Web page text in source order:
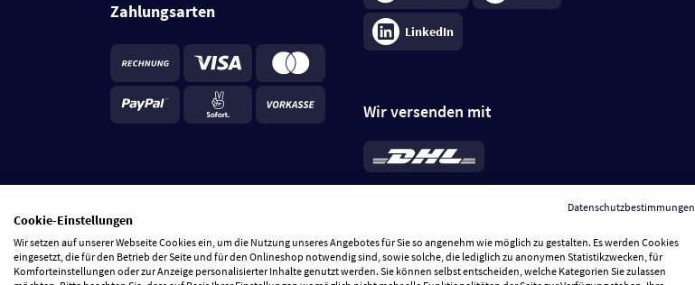
Zahlungsarten
LinkedIn
Wir versenden mit
*Standard 6,95 €; bei Kühlware zzgl. 0,99 €
je Bestellung, insgesamt 7,94 €. Lieferzeit3-
Datenschutzbestimmungen
Cookie-Einstellungen
Wir setzen auf unserer Webseite Cookies ein, um die Nutzung unseres Angebotes für Sie so angenehm wie möglich zu gestalten. Es werden Cookies
eingesetzt, die für den Betrieb der Seite und für den Onlineshop notwendig sind, sowie solche, die lediglich zu anonymen Statistikzwecken, für
Komforteinstellungen oder zur Anzeige personalisierter Inhalte genutzt werden. Sie können selbst entscheiden, welche Kategorien Sie zulassen